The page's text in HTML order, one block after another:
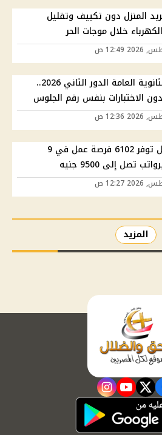
المنزل دون تكييف وتقليل
خلال موجات الحر
امتحانات الثانوية العامة الدور الثاني 2026..
الاختبارات بنفس رقم الجلوس
وزارة العمل توفر 6102 فرصة عمل في 9
تصل إلى 9500 جنيه
المزيد
twitter
youtube
instagram